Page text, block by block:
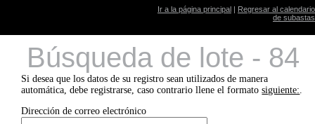
Ir a la página principal | Regresar al calendario
de subastas
Búsqueda de lote - 84
Si desea que los datos de su registro sean utilizados de manera
automática, debe registrarse, caso contrario llene el formatosiguiente:.
Dirección de correo electrónico